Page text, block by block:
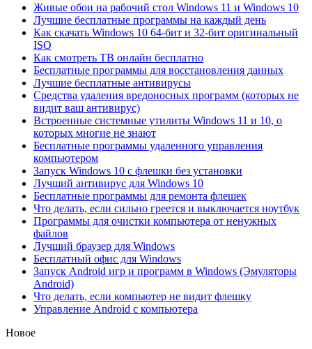
Живые обои на рабочий стол Windows 11 и Windows 10
Лучшие бесплатные программы на каждый день
Как скачать Windows 10 64-бит и 32-бит оригинальный
ISO
Как смотреть ТВ онлайн бесплатно
Бесплатные программы для восстановления данных
Лучшие бесплатные антивирусы
Средства удаления вредоносных программ (которых не
видит ваш антивирус)
Встроенные системные утилиты Windows 11 и 10, о
которых многие не знают
Бесплатные программы удаленного управления
компьютером
Запуск Windows 10 с флешки без установки
Лучший антивирус для Windows 10
Бесплатные программы для ремонта флешек
Что делать, если сильно греется и выключается ноутбук
Программы для очистки компьютера от ненужных
файлов
Лучший браузер для Windows
Бесплатный офис для Windows
Запуск Android игр и программ в Windows (Эмуляторы
Android)
Что делать, если компьютер не видит флешку
Управление Android с компьютера
Новое